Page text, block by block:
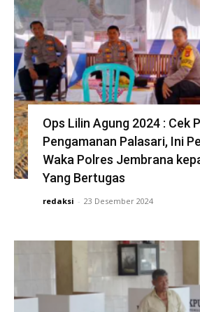
Ops Lilin Agung 2024 : Cek
Pengamanan Palasari, Ini
Waka Polres Jembrana
Yang Bertugas
redaksi - 23 Desember 2024